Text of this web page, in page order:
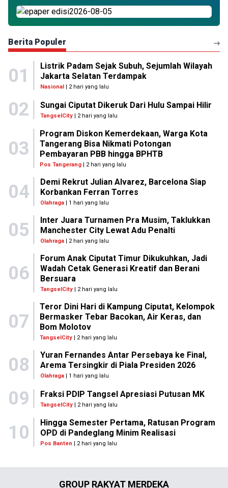
Berita Populer
01
Listrik Padam Sejak Subuh, Sejumlah Wilayah
Jakarta Selatan Terdampak
Nasional| 2 hari yang lalu
02 Sungai Ciputat Dikeruk Dari Hulu Sampai Hilir
TangselCity | 2 hari yang lalu
03
Program Diskon Kemerdekaan, Warga Kota
Tangerang Bisa Nikmati Potongan
Pembayaran PBB hingga BPHTB
Pos Tangerang | 2 hari yang lalu
04
Demi Rekrut Julian Alvarez, Barcelona Siap
Korbankan Ferran Torres
Olahraga| 1 hari yang lalu
05
Inter Juara Turnamen Pra Musim, Taklukkan
Manchester City Lewat Adu Penalti
Olahraga| 2 hari yang lalu
06
Forum Anak Ciputat Timur Dikukuhkan, Jadi
Wadah Cetak Generasi Kreatif dan Berani
Bersuara
TangselCity| 2 hari yang lalu
07
Teror Dini Hari di Kampung Ciputat, Kelompok
Bermasker Tebar Bacokan, Air Keras, dan
Bom Molotov
TangselCity | 2 hari yang lalu
08
Yuran Fernandes Antar Persebaya ke Final,
Arema Tersingkir di Piala Presiden 2026
Olahraga| 1 hari yang lalu
09 Fraksi PDIP Tangsel Apresiasi Putusan MK
TangselCity | 2 hari yang lalu
10
Hingga Semester Pertama, Ratusan Program
OPD di Pandeglang Minim Realisasi
Pos Banten | 2 hari yang lalu
GROUP RAKYAT MERDEKA